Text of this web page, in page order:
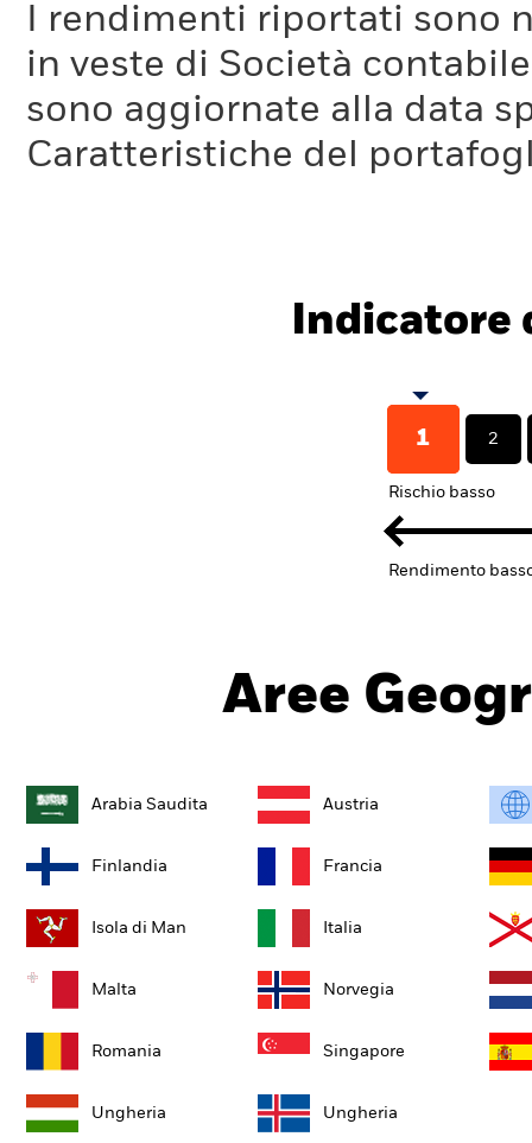
I rendimenti riportati sono
in veste di Società
sono aggiornate alla data
Caratteristiche del
Indicatore
1 2
Rischio basso
Rendimento
Aree
Arabia Saudita Austria
Finlandia Francia
Isola di Man Italia
Malta Norvegia
Romania Singapore
Ungheria Ungheria